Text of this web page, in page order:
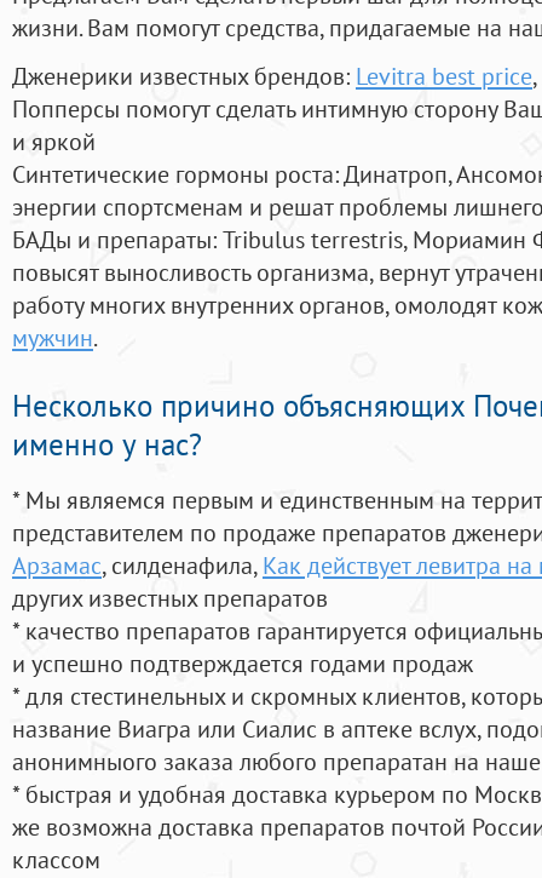
жизни. Вам помогут средства, придагаемые на
Дженерики известных брендов: Levitra best price
Попперсы помогут сделать интимную сторону
и яркой
Синтетические гормоны роста: Динатроп,
энергии спортсменам и решат проблемы
БАДы и препараты:Tribulus terrestris, Мориамин
повысят выносливость организма, вернут
работу многих внутренних органов, омолодят
мужчин.
Несколько причино объясняющих
именно у нас?
* Мы являемся первым и единственным на
представителем по продаже препаратов
Арзамас, силденафила, Как действует левитра
других известных препаратов
* качество препаратов гарантируется
и успешно подтверждается годами продаж
* для стестинельных и скромных клиентов,
название Виагра или Сиалис в аптеке вслух,
анонимныого заказа любого препаратан на
* быстрая и удобная доставка курьером по
же возможна доставка препаратов почтой
классом